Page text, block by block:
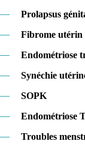
—
Prolapsus
—
Fibrome utérin
—
Endométriose
—
Synéchie
—
SOPK
—
Endométriose
—
Troubles